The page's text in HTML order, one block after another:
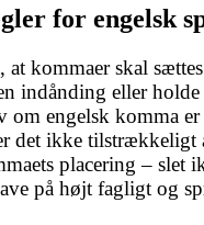
for engelsk
kommaer skal
indånding eller holde
om engelsk komma er
det ikke tilstrækkeligt
placering – slet
på højt fagligt og